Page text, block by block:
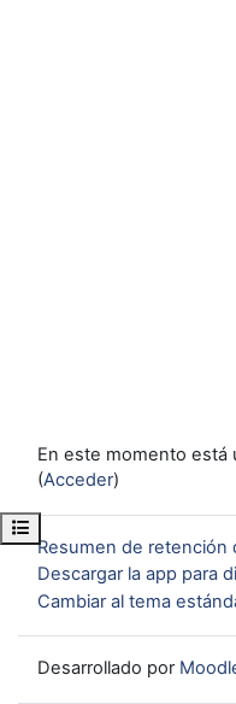
Abrir índice del curso
En este momento está
(Acceder)
Resumen de retención
Descargar la app para
Cambiar al tema
Desarrollado por